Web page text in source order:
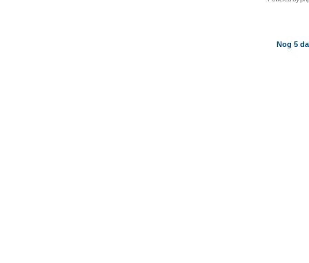
Nog 5